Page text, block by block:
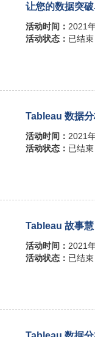
让您的数据突
活动时间： 2021
活动状态： 已结束
Tableau 数据
活动时间： 2021
活动状态： 已结束
Tableau 故事
活动时间： 2021
活动状态： 已结束